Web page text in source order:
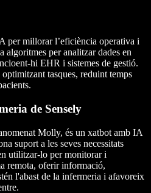
per millorar l’eficiència operativa i
per analitzar dades en
hi EHR i sistemes de gestió.
tasques, reduint temps
de Sensely
Molly, és un xatbot amb IA
suport a les seves necessitats
utilitzar-lo per monitorar i
remota, oferir informació,
l'abast de la infermeria i afavoreix